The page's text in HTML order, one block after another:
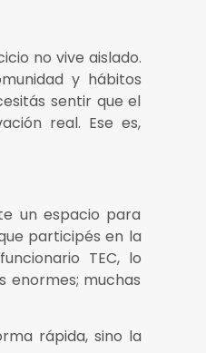
no vive aislado.
y hábitos
sentir que el
real. Ese es,
un espacio para
participés en la
TEC, lo
enormes; muchas
rápida, sino la